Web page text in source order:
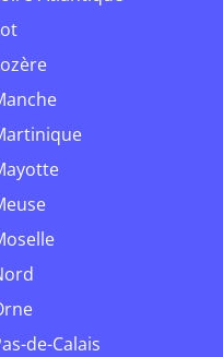
Lot
Lozère
Manche
Martinique
Mayotte
Meuse
Moselle
Nord
Orne
Pas-de-Calais